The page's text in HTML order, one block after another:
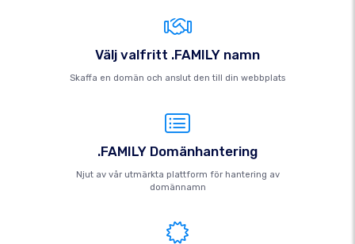
Välj valfritt .FAMILY namn
Skaffa en domän och anslut den till din webbplats
.FAMILY Domänhantering
Njut av vår utmärkta plattform för hantering av
domännamn